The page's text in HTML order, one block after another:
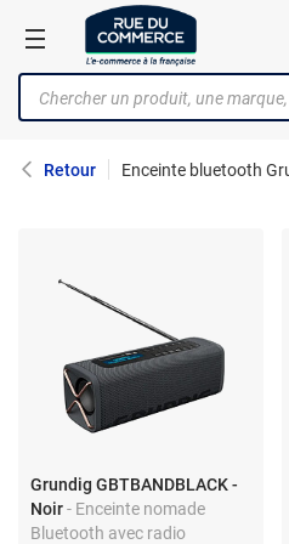
Retour Enceinte bluetooth
Grundig GBTBANDBLACK -
Noir- Enceinte nomade
Bluetooth avec radio